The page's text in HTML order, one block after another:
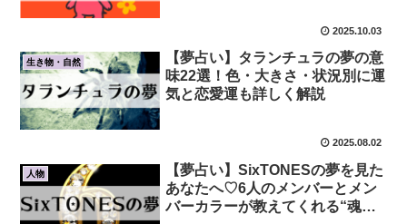
2025.10.03
生き物・自然
【夢占い】タランチュラの夢の意
味22選！色・大きさ・状況別に運
気と恋愛運も詳しく解説
2025.08.02
人物
【夢占い】SixTONESの夢を見た
あなたへ♡6人のメンバーとメン
バーカラーが教えてくれる“魂の